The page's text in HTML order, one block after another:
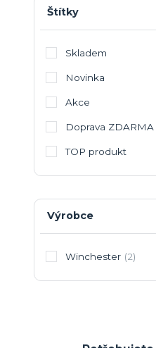
Štítky
Skladem
Novinka
Akce
Doprava ZDARMA
TOP produkt
Výrobce
Winchester (2)